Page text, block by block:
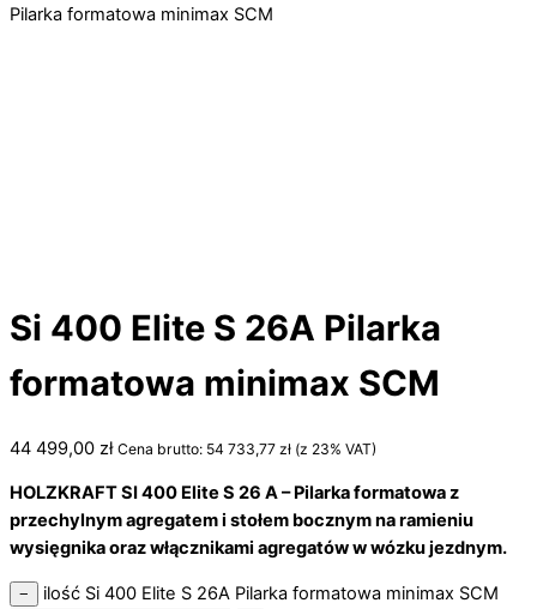
Pilarka formatowa minimax SCM
Si 400 Elite S 26A Pilarka
formatowa minimax SCM
44 499,00 zł Cena brutto: 54 733,77 zł (z 23% VAT)
HOLZKRAFT SI 400 Elite S 26 A – Pilarka formatowa z
przechylnym agregatem i stołem bocznym na ramieniu
wysięgnika oraz włącznikami agregatów w wózku jezdnym.
− ilość Si 400 Elite S 26A Pilarka formatowa minimax SCM